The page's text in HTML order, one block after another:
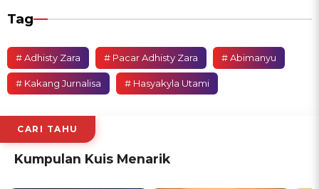
Tag
# Adhisty Zara # Pacar Adhisty Zara # Abimanyu
# Kakang Jurnalisa # Hasyakyla Utami
CARI TAHU
Kumpulan Kuis Menarik